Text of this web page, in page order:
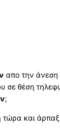
απο την άνεση
θέση
;
και